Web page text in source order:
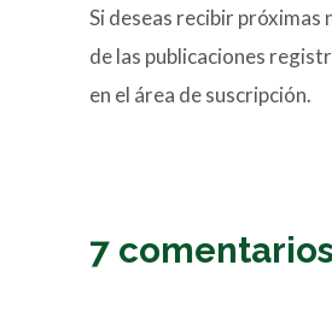
Si deseas recibir próximas
de las publicaciones
en el área de suscripción.
7 comentarios